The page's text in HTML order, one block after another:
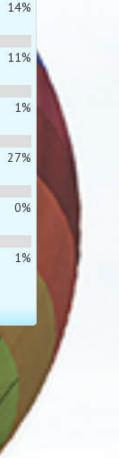
14%
11%
1%
27%
0%
1%